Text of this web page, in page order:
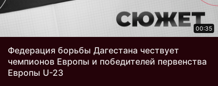
00:35
Федерация борьбы Дагестана чествует
чемпионов Европы и победителей первенства
Европы U-23